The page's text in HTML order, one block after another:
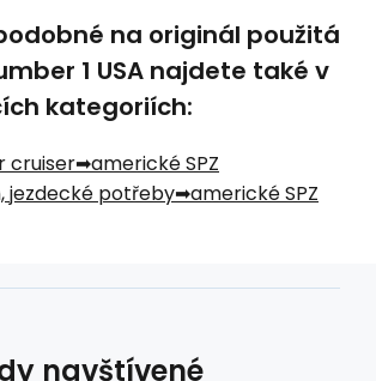
na originál použitá
1 USA najdete také v
kategoriích:
cruiser americké SPZ
jezdecké potřeby americké SPZ
navštívené